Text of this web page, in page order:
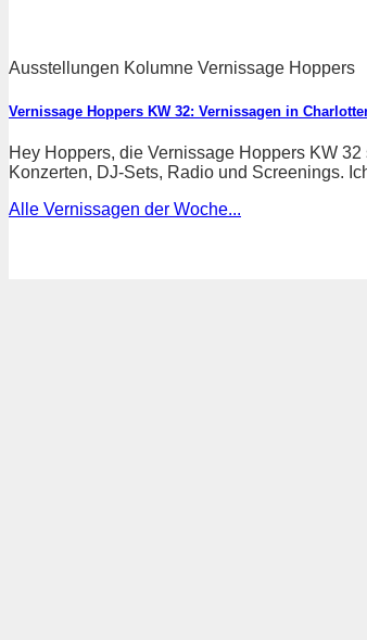
Ausstellungen Kolumne Vernissage Hoppers
Vernissage Hoppers KW 32: Vernissagen in
Hey Hoppers, die Vernissage Hoppers KW
Konzerten, DJ-Sets, Radio und Screenings.
Alle Vernissagen der Woche...